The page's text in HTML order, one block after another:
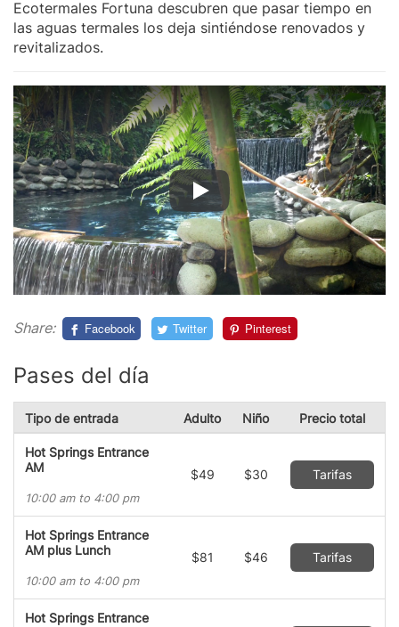
Ecotermales Fortuna descubren que pasar tiempo en
las aguas termales los deja sintiéndose renovados y
revitalizados.
Share: Facebook Twitter Pinterest
Pases del día
Tipo de entrada Adulto Niño Precio total
Hot Springs Entrance
AM
10:00 am to 4:00 pm
$49 $30 Tarifas
Hot Springs Entrance
AM plus Lunch
10:00 am to 4:00 pm
$81 $46 Tarifas
Hot Springs Entrance